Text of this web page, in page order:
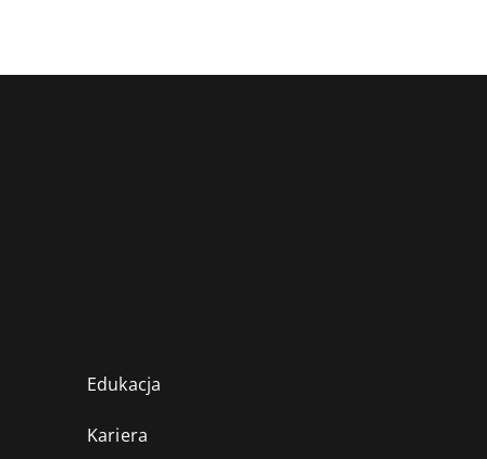
Edukacja
Kariera